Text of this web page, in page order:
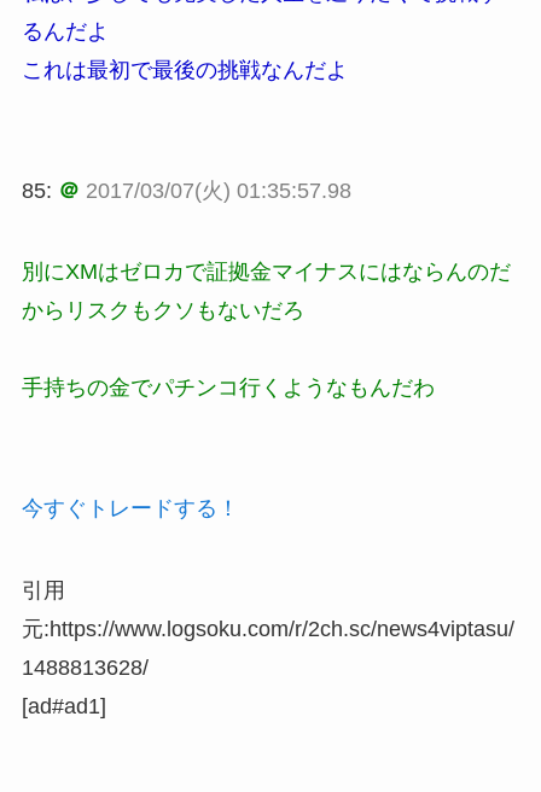
るんだよ
これは最初で最後の挑戦なんだよ
85: ＠ 2017/03/07(火) 01:35:57.98
別にXMはゼロカで証拠金マイナスにはならんのだ
からリスクもクソもないだろ
手持ちの金でパチンコ行くようなもんだわ
今すぐトレードする！
引用
元:https://www.logsoku.com/r/2ch.sc/news4viptasu/
1488813628/
[ad#ad1]